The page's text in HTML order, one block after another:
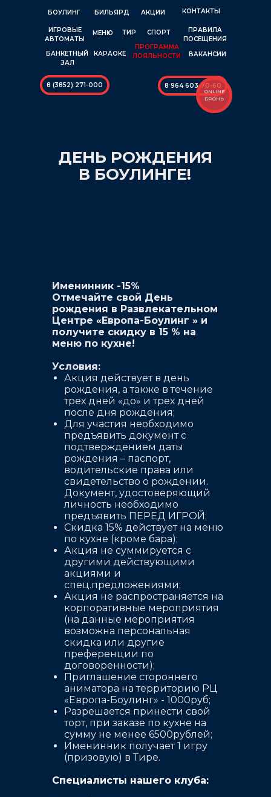
СПОРТ
ВАКАНСИИ
АКЦИИ
МЕНЮ ТИР
КОНТАКТЫ
БИЛЬЯРД
ПРАВИЛА
ПОСЕЩЕНИЯ
БАНКЕТНЫЙ
ЗАЛ
ПРОГРАММА
ЛОЯЛЬНОСТИ
БОУЛИНГ
ИГРОВЫЕ
АВТОМАТЫ
КАРАОКЕ
8 (3852) 271-000 8 964 603-70-60
ONLINE
БРОНЬ
Именинник -15%
Отмечайте свой День
рождения в Развлекательном
Центре «Европа-Боулинг » и
получите скидку в 15 % на
меню по кухне!
Условия:
Акция действует в день
рождения, а также в течение
трех дней «до» и трех дней
после дня рождения;
Для участия необходимо
предъявить документ с
подтверждением даты
рождения – паспорт,
водительские права или
свидетельство о рождении.
Документ, удостоверяющий
личность необходимо
предъявить ПЕРЕД ИГРОЙ;
Скидка 15% действует на меню
по кухне (кроме бара);
Акция не суммируется с
другими действующими
акциями и
спец.предложениями;
Акция не распространяется на
корпоративные мероприятия
(на данные мероприятия
возможна персональная
скидка или другие
преференции по
договоренности);
Приглашение стороннего
аниматора на территорию РЦ
«Европа-Боулинг» - 1000руб;
Разрешается принести свой
торт, при заказе по кухне на
сумму не менее 6500рублей;
Именинник получает 1 игру
(призовую) в Тире.
Специалисты нашего клуба:
ДЕНЬ РОЖДЕНИЯ
В БОУЛИНГЕ!